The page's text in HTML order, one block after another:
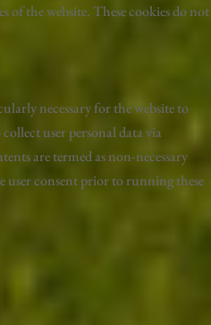
of the website. These cookies do not
necessary for the website to
user personal data via
are termed as non-necessary
user consent prior to running these